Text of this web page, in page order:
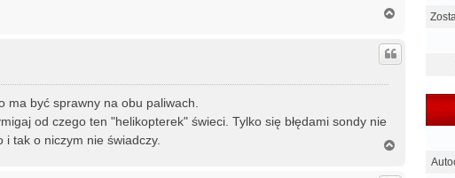
g
r
ma być sprawny na obu paliwach.
od czego ten "helikopterek" świeci. Tylko się błędami sondy nie
tak o niczym nie świadczy.
g